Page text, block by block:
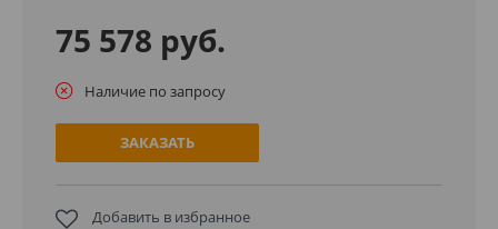
75 578 руб.
Наличие по запросу
ЗАКАЗАТЬ
Добавить в избранное